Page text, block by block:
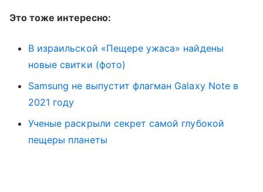
Это тоже интересно:
В израильской «Пещере ужаса» найдены
новые свитки (фото)
Samsung не выпустит флагман Galaxy Note в
2021 году
Ученые раскрыли секрет самой глубокой
пещеры планеты